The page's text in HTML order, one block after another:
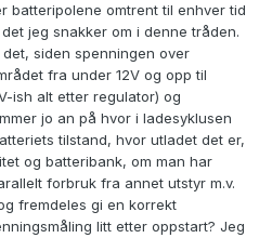
batteripolene omtrent til enhver tid
jeg snakker om i denne tråden.
siden spenningen over
fra under 12V og opp til
ish alt etter regulator) og
jo an på hvor i ladesyklusen
tilstand, hvor utladet det er,
og batteribank, om man har
forbruk fra annet utstyr m.v.
fremdeles gi en korrekt
litt etter oppstart? Jeg